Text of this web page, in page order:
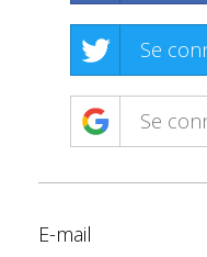
Se
Se
E-mail